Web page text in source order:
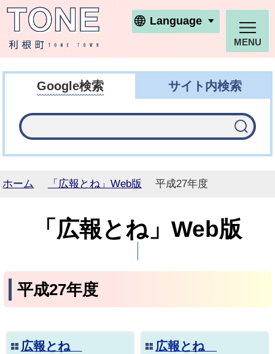
利根町ホームページ
Language
MENU
Google検索 サイト内検索
ホーム 「広報とね」Web版 平成27年度
「広報とね」Web版
平成27年度
広報とね
広報とね